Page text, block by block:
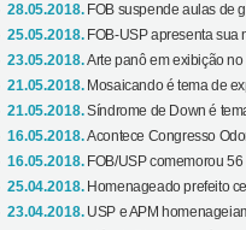
28.05.2018. FOB suspende aulas de
25.05.2018. FOB-USP apresenta sua
23.05.2018.Arte panô em exibição no
21.05.2018. Mosaicando é tema de
21.05.2018.Síndrome de Down é
16.05.2018.Acontece Congresso
16.05.2018. FOB/USP comemorou
25.04.2018. Homenageado prefeito
23.04.2018. USP e APM